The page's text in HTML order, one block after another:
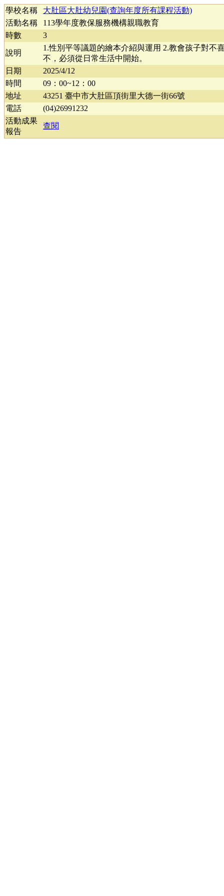
學校名稱
大肚區大肚幼兒園(查詢年度所有課程活動)
活動名稱
113學年度教保服務機構親職教育
時數
3
說明
1.性別平等議題的繪本介紹與運用 2.教會孩子對不
不，必須從日常生活中開始。
日期
2025/4/12
時間
09：00~12：00
地址
43251 臺中市大肚區頂街里大德一街66號
電話
(04)26991232
活動成果
報告
查閱